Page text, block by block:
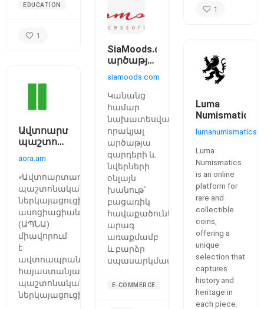
EDUCATION
1
Ավտոարտադրողների
պաշտոնական
ներկայացուցիչների
ասոցիացիա
aora.am
«Ավտոարտադրողների
պաշտոնական
ներկայացուցիչների
ասոցիացիան»
(ԱՊՆԱ)
միավորում
է
ավտոապրանքանիշների
հայաստանյան
պաշտոնական
ներկայացուցիչներին։
SiaMoods.com
արծաթյա
զարդերի
օնլայն
խանութ
siamoods.com
Կանանց
համար
նախատեսված
որակյալ
արծաթյա
զարդերի և
նվերների
օնլայն
խանութ՝
բացառիկ
հավաքածուներով,
արագ
առաքմամբ
և բարձր
սպասարկմամբ։
E-COMMERCE
1
Luma
Numismatics
Luma
Numismatics
is an online
platform for
rare and
collectible
coins,
offering a
unique
selection that
captures
history and
heritage in
each piece.